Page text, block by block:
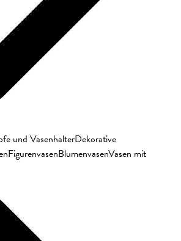
und VasenhalterDekorative
FigurenvasenBlumenvasenVasen mit